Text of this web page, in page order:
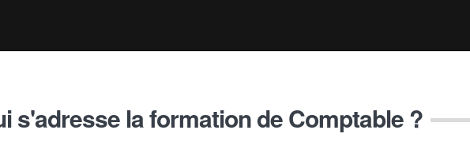
s'adresse la formation de Comptable ?